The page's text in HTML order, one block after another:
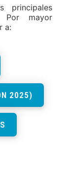
principales
mayor
a:
2025)